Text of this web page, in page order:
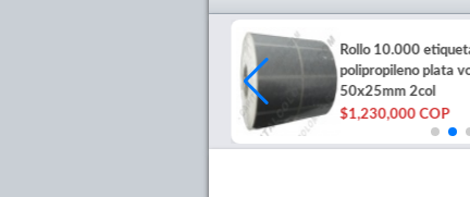
Rollo 10.000
polipropileno plata
50x25mm 2col
$1,230,000 COP